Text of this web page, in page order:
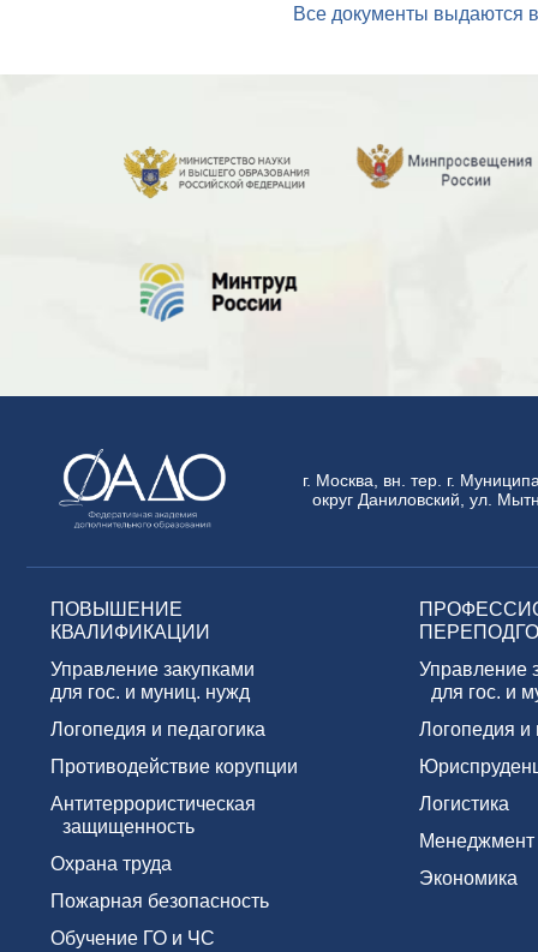
Все документы выдаются
г. Москва, вн. тер. г.
округ Даниловский, ул.
ПОВЫШЕНИЕ
КВАЛИФИКАЦИИ
Управление закупками
для гос. и муниц. нужд
Логопедия и педагогика
Противодействие корупции
Антитеррористическая
защищенность
Охрана труда
Пожарная безопасность
Обучение ГО и ЧС
Управление
для гос. и
Логопедия и
Логистика
Менеджмент
Экономика